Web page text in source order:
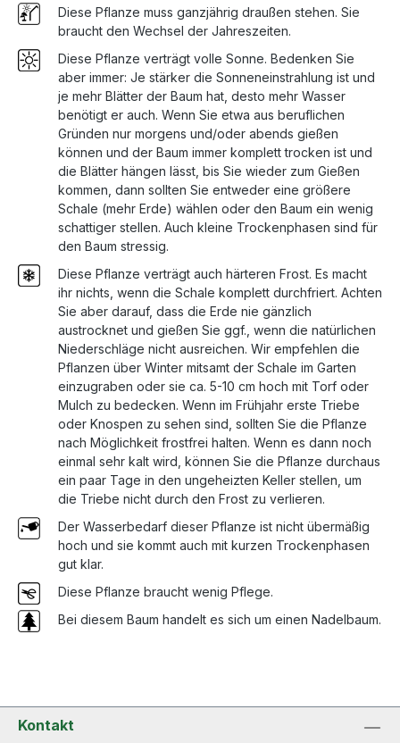
Diese Pflanze muss ganzjährig draußen stehen. Sie
braucht den Wechsel der Jahreszeiten.
Diese Pflanze verträgt volle Sonne. Bedenken Sie
aber immer: Je stärker die Sonneneinstrahlung ist und
je mehr Blätter der Baum hat, desto mehr Wasser
benötigt er auch. Wenn Sie etwa aus beruflichen
Gründen nur morgens und/oder abends gießen
können und der Baum immer komplett trocken ist und
die Blätter hängen lässt, bis Sie wieder zum Gießen
kommen, dann sollten Sie entweder eine größere
Schale (mehr Erde) wählen oder den Baum ein wenig
schattiger stellen. Auch kleine Trockenphasen sind für
den Baum stressig.
Diese Pflanze verträgt auch härteren Frost. Es macht
ihr nichts, wenn die Schale komplett durchfriert. Achten
Sie aber darauf, dass die Erde nie gänzlich
austrocknet und gießen Sie ggf., wenn die natürlichen
Niederschläge nicht ausreichen. Wir empfehlen die
Pflanzen über Winter mitsamt der Schale im Garten
einzugraben oder sie ca. 5-10 cm hoch mit Torf oder
Mulch zu bedecken. Wenn im Frühjahr erste Triebe
oder Knospen zu sehen sind, sollten Sie die Pflanze
nach Möglichkeit frostfrei halten. Wenn es dann noch
einmal sehr kalt wird, können Sie die Pflanze durchaus
ein paar Tage in den ungeheizten Keller stellen, um
die Triebe nicht durch den Frost zu verlieren.
Der Wasserbedarf dieser Pflanze ist nicht übermäßig
hoch und sie kommt auch mit kurzen Trockenphasen
gut klar.
Diese Pflanze braucht wenig Pflege.
Bei diesem Baum handelt es sich um einen Nadelbaum.
Kontakt